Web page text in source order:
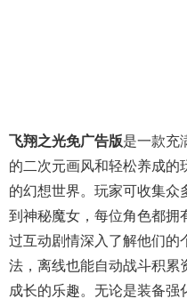
飞翔之光免广告版是一款充
的二次元画风和轻松养成的
的幻想世界。玩家可收集众
到神秘魔女，每位角色都拥
过互动剧情深入了解他们的
法，离线也能自动战斗积累
成长的乐趣。无论是装备强